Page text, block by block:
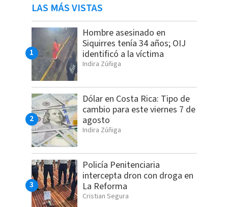
LAS MÁS VISTAS
Hombre asesinado en
Siquirres tenía 34 años; OIJ
identificó a la víctima
Indira Zúñiga
Dólar en Costa Rica: Tipo de
cambio para este viernes 7 de
agosto
Indira Zúñiga
Policía Penitenciaria
intercepta dron con droga en
La Reforma
Cristian Segura